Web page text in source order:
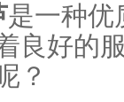
是一种优
良好的
？